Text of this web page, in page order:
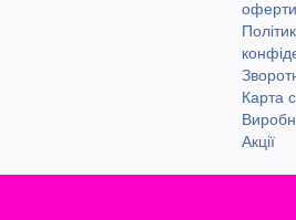
оферти
Карта
Акції